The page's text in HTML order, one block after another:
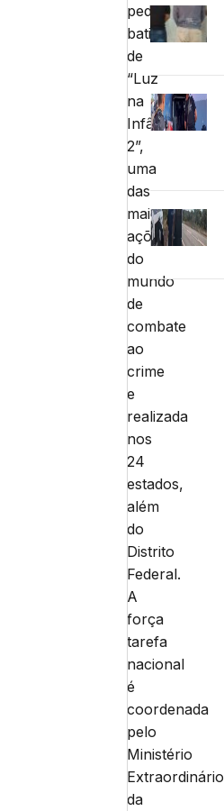
pedofilia
batizada
de
“Luz
na
Infância
2”,
uma
das
maiores
ações
do
mundo
de
combate
ao
crime
e
realizada
nos
24
estados,
além
do
Distrito
Federal.
A
força
tarefa
nacional
é
coordenada
pelo
Ministério
Extraordinário
da